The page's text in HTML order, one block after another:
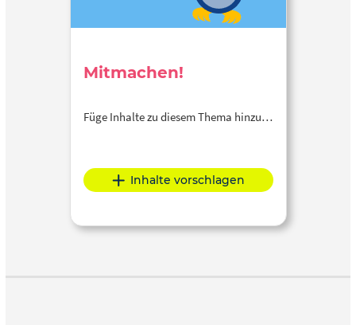
Mitmachen!
Füge Inhalte zu diesem Thema hinzu…
Inhalte vorschlagen